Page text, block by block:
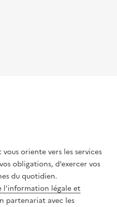
oriente vers les services
obligations, d’exercer vos
du quotidien.
l’information légale et
partenariat avec les